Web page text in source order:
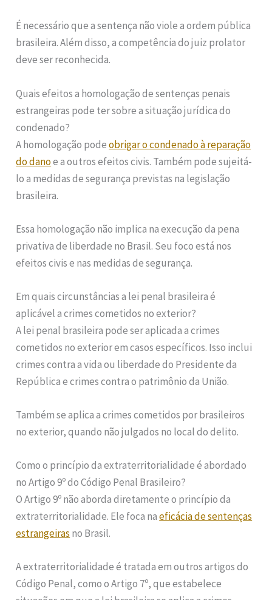
É necessário que a sentença não viole a ordem pública
brasileira. Além disso, a competência do juiz prolator
deve ser reconhecida.
Quais efeitos a homologação de sentenças penais
estrangeiras pode ter sobre a situação jurídica do
condenado?
A homologação podeobrigar o condenado à reparação
do danoe a outros efeitos civis. Também pode sujeitá-
lo a medidas de segurança previstas na legislação
brasileira.
Essa homologação não implica na execução da pena
privativa de liberdade no Brasil. Seu foco está nos
efeitos civis e nas medidas de segurança.
Em quais circunstâncias a lei penal brasileira é
aplicável a crimes cometidos no exterior?
A lei penal brasileira pode ser aplicada a crimes
cometidos no exterior em casos específicos. Isso inclui
crimes contra a vida ou liberdade do Presidente da
República e crimes contra o patrimônio da União.
Também se aplica a crimes cometidos por brasileiros
no exterior, quando não julgados no local do delito.
Como o princípio da extraterritorialidade é abordado
no Artigo 9º do Código Penal Brasileiro?
O Artigo 9º não aborda diretamente o princípio da
extraterritorialidade. Ele foca naeficácia de sentenças
estrangeiras no Brasil.
A extraterritorialidade é tratada em outros artigos do
Código Penal, como o Artigo 7º, que estabelece